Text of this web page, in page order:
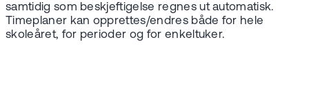
samtidig som beskjeftigelse regnes ut automatisk.
Timeplaner kan opprettes/endres både for hele
skoleåret, for perioder og for enkeltuker.